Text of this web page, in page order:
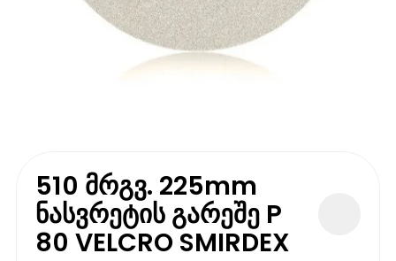
510 მრგვ. 225mm
ნასვრეტის გარეშე P
80 VELCRO SMIRDEX